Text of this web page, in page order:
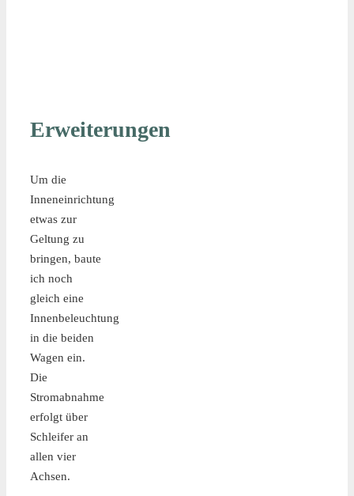
Erweiterungen
Um die
Inneneinrichtung
etwas zur
Geltung zu
bringen, baute
ich noch
gleich eine
Innenbeleuchtung
in die beiden
Wagen ein.
Die
Stromabnahme
erfolgt über
Schleifer an
allen vier
Achsen.